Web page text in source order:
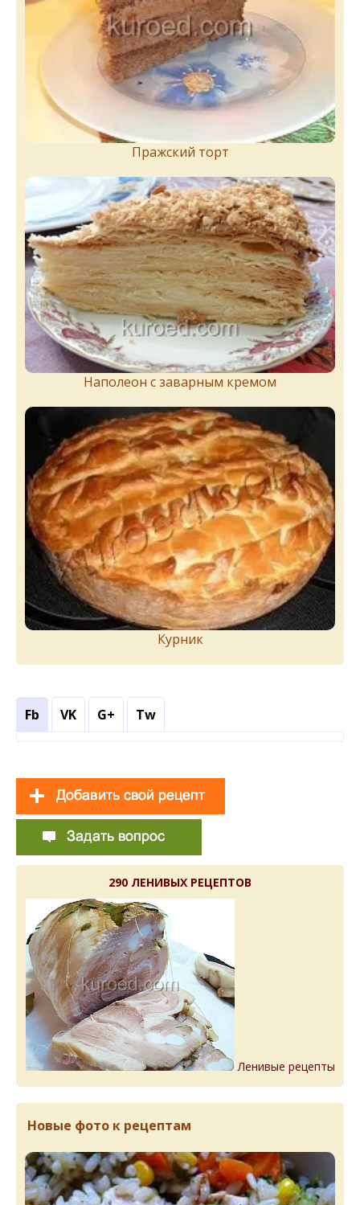
Пражский торт
Наполеон с заварным кремом
Курник
Fb VK G+ Tw
290 ЛЕНИВЫХ РЕЦЕПТОВ
Ленивые рецепты
Новые фото к рецептам